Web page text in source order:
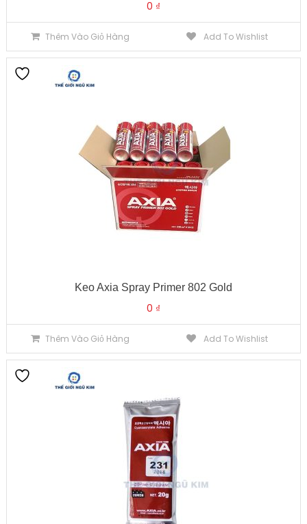
0 ₫
Thêm Vào Giỏ Hàng Add To Wishlist
Keo Axia Spray Primer 802 Gold
0 ₫
Thêm Vào Giỏ Hàng Add To Wishlist